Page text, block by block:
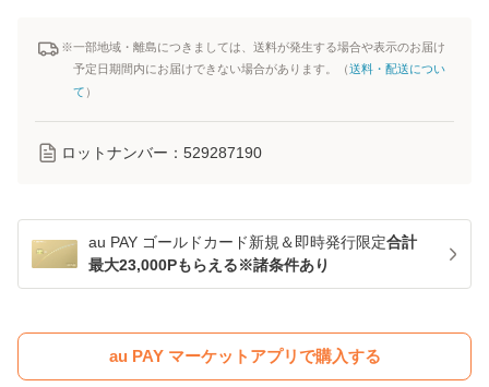
※一部地域・離島につきましては、送料が発生する場合や表示のお届け
予定日期間内にお届けできない場合があります。（送料・配送につい
て ）
ロットナンバー： 529287190
au PAY ゴールドカード新規＆即時発行限定合計
最大23,000Pもらえる※諸条件あり
au PAY マーケットアプリで購入する